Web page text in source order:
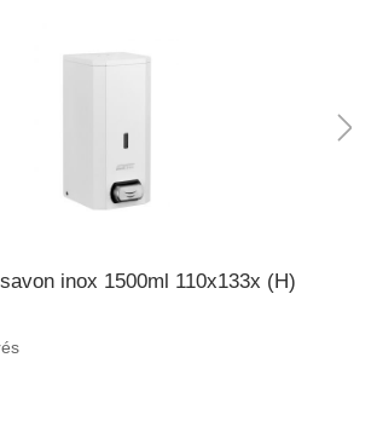
inox 1500ml 110x133x (H)